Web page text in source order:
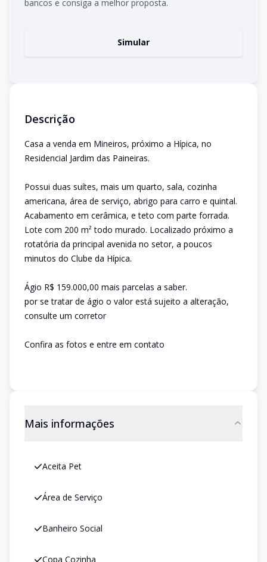
bancos e consiga a melhor proposta.
Simular
Descrição
Casa a venda em Mineiros, próximo a Hípica, no
Residencial Jardim das Paineiras.
Possui duas suítes, mais um quarto, sala, cozinha
americana, área de serviço, abrigo para carro e quintal.
Acabamento em cerâmica, e teto com parte forrada.
Lote com 200 m² todo murado. Localizado próximo a
rotatória da principal avenida no setor, a poucos
minutos do Clube da Hípica.
Ágio R$ 159.000,00 mais parcelas a saber.
por se tratar de ágio o valor está sujeito a alteração,
consulte um corretor
Confira as fotos e entre em contato
Mais informações
Aceita Pet
Área de Serviço
Banheiro Social
Copa Cozinha